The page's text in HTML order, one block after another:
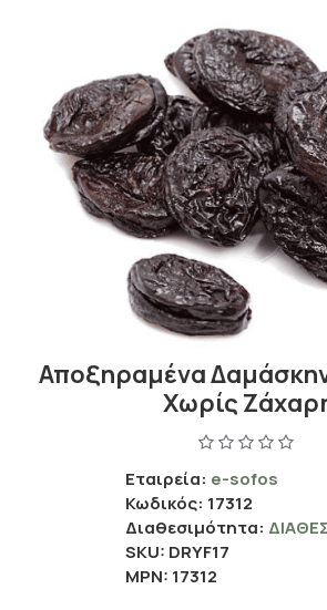
Αποξηραμένα
Χωρίς
Εταιρεία: e-sofos
Κωδικός: 17312
Διαθεσιμότητα:
SKU: DRYF17
MPN: 17312